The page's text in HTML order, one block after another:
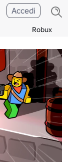
Robux
Accedi